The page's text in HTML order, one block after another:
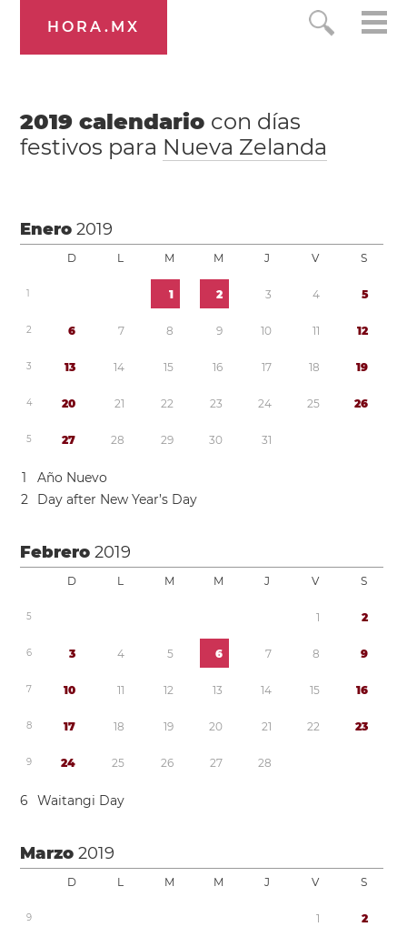
HORA.MX
2019 calendario con días
festivos para Nueva Zelanda
Enero2019
D L M M J V S
1 1 2 3 4 5
2 6 7 8 9 10 11 12
3 13 14 15 16 17 18 19
4 20 21 22 23 24 25 26
5 27 28 29 30 31
1
Año Nuevo
2
Day after New Year’s Day
Febrero2019
D L M M J V S
5 1 2
6 3 4 5 6 7 8 9
7 10 11 12 13 14 15 16
8 17 18 19 20 21 22 23
9 24 25 26 27 28
6 Waitangi Day
Marzo2019
D L M M J V S
9 1 2